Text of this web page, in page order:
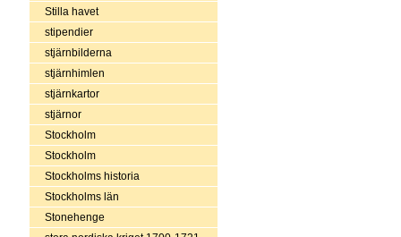
Stilla havet
stipendier
stjärnbilderna
stjärnhimlen
stjärnkartor
stjärnor
Stockholm
Stockholm
Stockholms historia
Stockholms län
Stonehenge